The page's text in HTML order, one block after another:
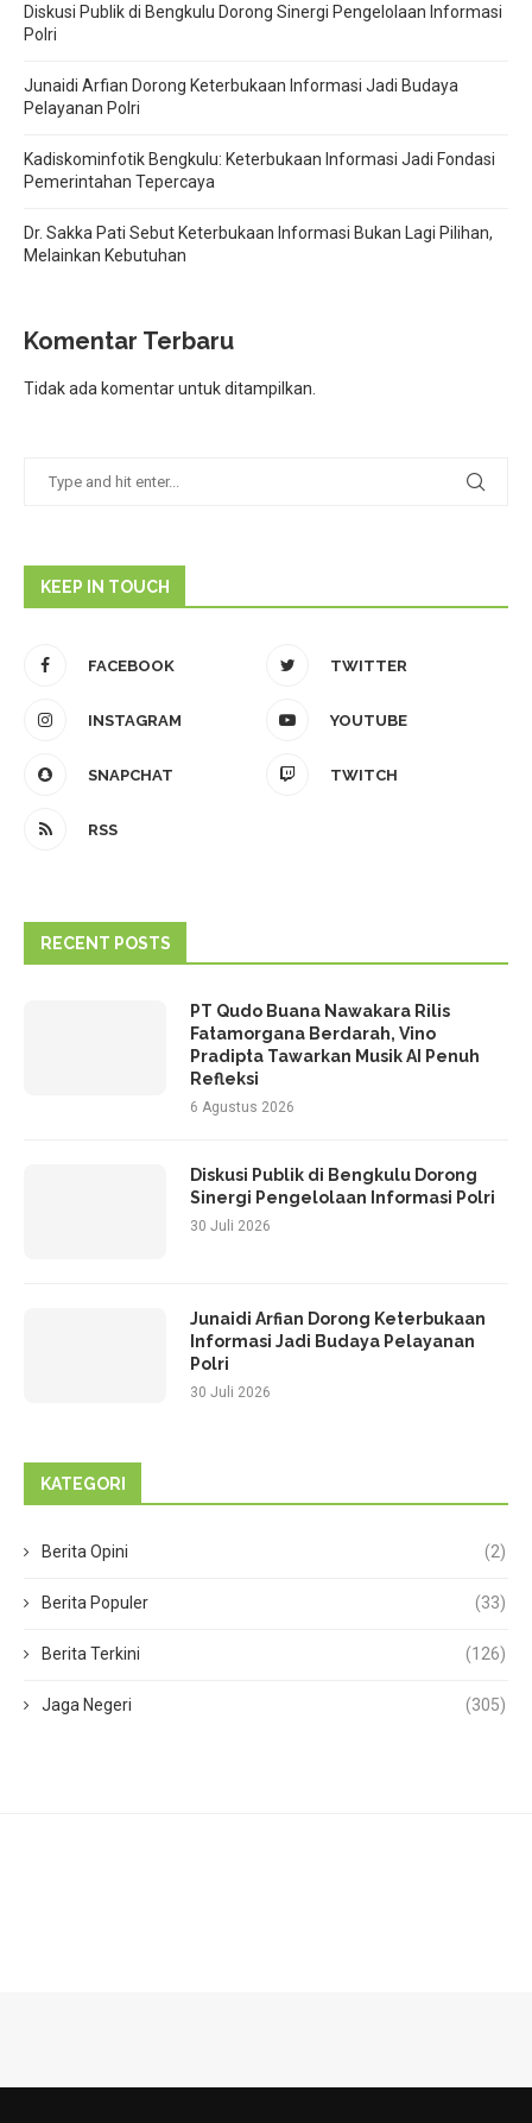
Diskusi Publik di Bengkulu Dorong Sinergi Pengelolaan Informasi
Polri
Junaidi Arfian Dorong Keterbukaan Informasi Jadi Budaya
Pelayanan Polri
Kadiskominfotik Bengkulu: Keterbukaan Informasi Jadi Fondasi
Pemerintahan Tepercaya
Dr. Sakka Pati Sebut Keterbukaan Informasi Bukan Lagi Pilihan,
Melainkan Kebutuhan
Komentar Terbaru
Tidak ada komentar untuk ditampilkan.
KEEP IN TOUCH
FACEBOOK TWITTER
INSTAGRAM YOUTUBE
SNAPCHAT TWITCH
RSS
RECENT POSTS
PT Qudo Buana Nawakara Rilis
Fatamorgana Berdarah, Vino
Pradipta Tawarkan Musik AI Penuh
Refleksi
6 Agustus 2026
Diskusi Publik di Bengkulu Dorong
Sinergi Pengelolaan Informasi Polri
30 Juli 2026
Junaidi Arfian Dorong Keterbukaan
Informasi Jadi Budaya Pelayanan
Polri
30 Juli 2026
KATEGORI
Berita Opini (2)
Berita Populer (33)
Berita Terkini (126)
Jaga Negeri (305)